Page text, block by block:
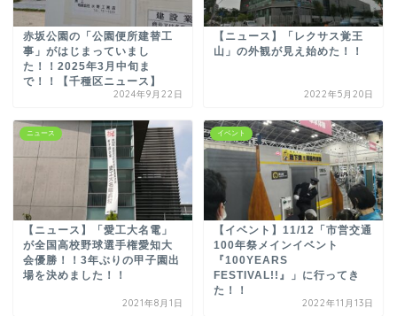
赤坂公園の「公園便所建替工
事」がはじまっていまし
た！！2025年3月中旬ま
で！！【千種区ニュース】
2024年9月22日
【ニュース】「レクサス覚王
山」の外観が見え始めた！！
2022年5月20日
ニュース
【ニュース】「愛工大名電」
が全国高校野球選手権愛知大
会優勝！！3年ぶりの甲子園出
場を決めました！！
2021年8月1日
イベント
【イベント】11/12「市営交通
100年祭メインイベント
『100YEARS
FESTIVAL!!』」に行ってき
た！！
2022年11月13日